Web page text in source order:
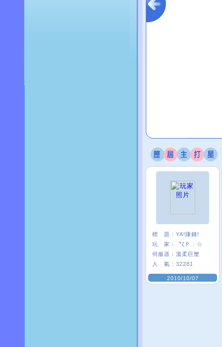
標 題： YA!賺錢!
玩 家：
〝ζＰ╭☆
伺服器： 溫柔巨蟹
人 氣： 32281
2010/10/07